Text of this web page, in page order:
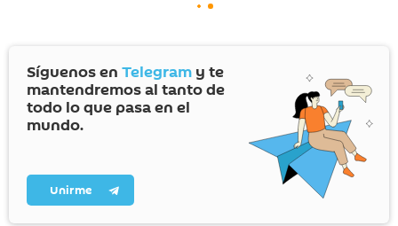
Síguenos en Telegram y te
mantendremos al tanto de
todo lo que pasa en el
mundo.
Unirme